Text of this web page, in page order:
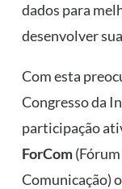
dados para
desenvolver
Com esta
Congresso da
participação
ForCom
Comunicação)